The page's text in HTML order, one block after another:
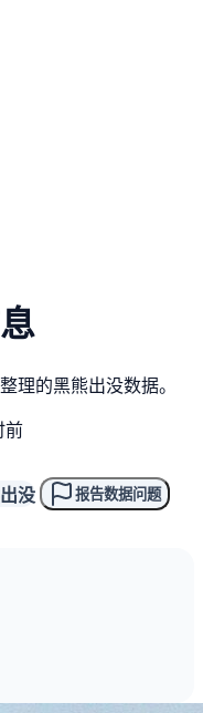
理的黑熊出没数据。
前
没 报告数据问题